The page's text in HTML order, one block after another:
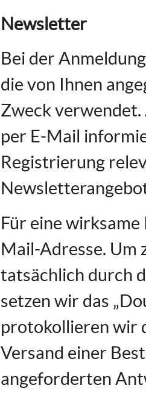
Newsletter
Bei der
die von Ihnen
Zweck
per E-Mail
Registrierung
Für eine
Mail-Adresse. Um
tatsächlich durch
setzen wir das
protokollieren wir
Versand einer
angeforderten